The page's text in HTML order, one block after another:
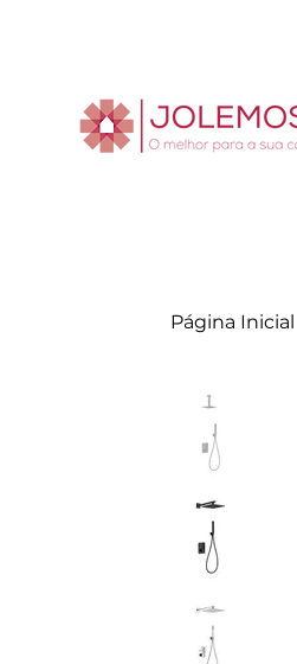
Página Inicial